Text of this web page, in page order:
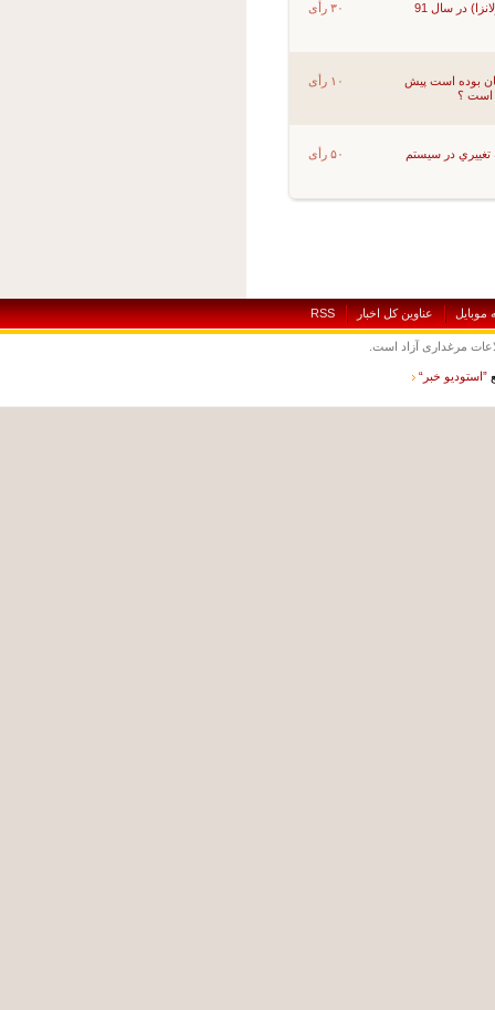
درگیری مزرعه شما با بیماری های تنفسی (برونشیت ، نیوکاسل ، آنفولانزا) در سال 91
بوده است پیش
در سيستم
عناوين کل اخبار RSS
مرغداری آزاد است.
خبر“